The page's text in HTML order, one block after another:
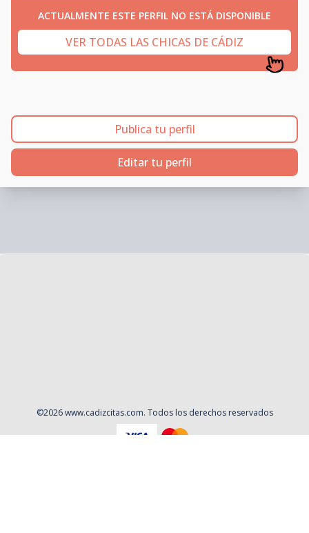
ACTUALMENTE ESTE PERFIL NO ESTÁ DISPONIBLE
VER TODAS LAS CHICAS DE CÁDIZ
Publica tu perfil
Editar tu perfil
©2026 www.cadizcitas.com. Todos los derechos reservados